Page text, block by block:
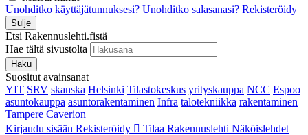
Unohditko käyttäjätunnuksesi? Unohditko salasanasi? Rekisteröidy
Sulje
Etsi Rakennuslehti.fistä
Hae tältä sivustolta
Haku
Suositut avainsanat
YIT SRV skanska Helsinki Tilastokeskus yrityskauppa NCC Espoo
asuntokauppa asuntorakentaminen Infra talotekniikka rakentaminen
Tampere Caverion
Kirjaudu sisään Rekisteröidy Tilaa Rakennuslehti Näköislehdet